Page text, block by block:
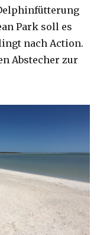
Park soll es
nach Action.
Abstecher zur